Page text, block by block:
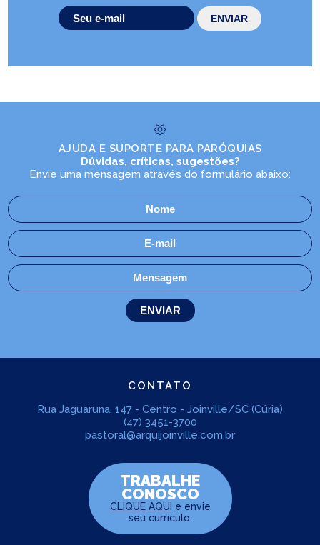
AJUDA E SUPORTE PARA PARÓQUIAS
Dúvidas, críticas, sugestões?
Envie uma mensagem através do formulário abaixo:
CONTATO
Rua Jaguaruna, 147 - Centro - Joinville/SC (Cúria)
(47) 3451-3700
pastoral@arquijoinville.com.br
TRABALHE
CONOSCO
CLIQUE AQUI e envie
seu curriculo.